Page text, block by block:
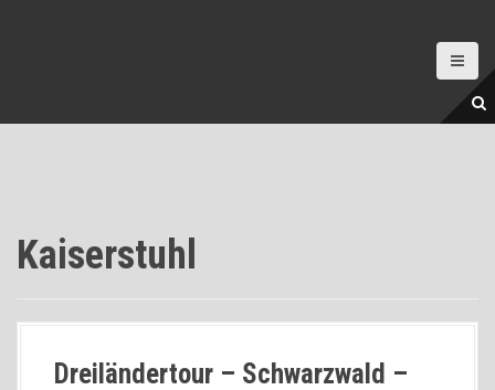
t
Kaiserstuhl
Dreiländertour – Schwarzwald –